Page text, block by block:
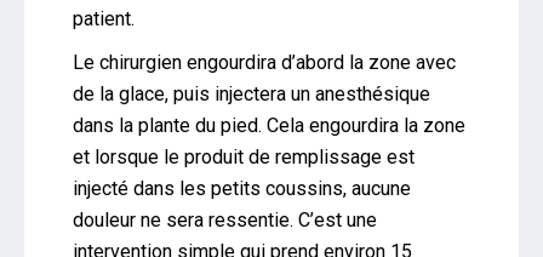
patient.
Le chirurgien engourdira d’abord la zone avec
de la glace, puis injectera un anesthésique
dans la plante du pied. Cela engourdira la zone
et lorsque le produit de remplissage est
injecté dans les petits coussins, aucune
douleur ne sera ressentie. C’est une
intervention simple qui prend environ 15